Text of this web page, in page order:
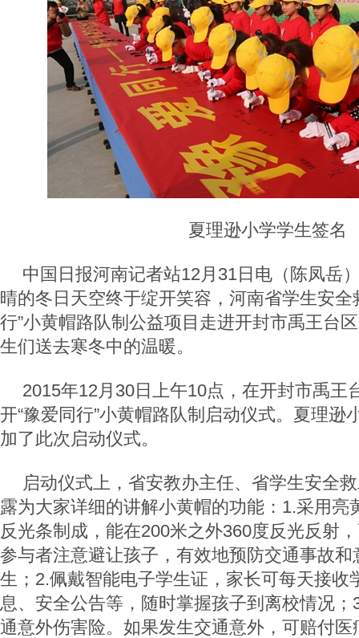
夏理逊小学学生签名
中国日报河南记者站12月31日电（陈凤岳
晴的冬日天空终于绽开笑容，河南省学生安全
行”小黄帽路队制公益项目走进开封市禹王台
生们送去寒冬中的温暖。
2015年12月30日上午10点，在开封市禹王
开“豫爱同行”小黄帽路队制启动仪式。夏理逊
加了此次启动仪式。
启动仪式上，省安教办主任、省学生安全
露为大家详细的讲解小黄帽的功能：1.采用亮
反光条制成，能在200米之外360度反光反射
参与者注意避让孩子，有效地预防交通事故
生；2.佩戴智能电子学生证，家长可每天接收
息、安全公告等，随时掌握孩子到离校情况
通意外伤害险。如果发生交通意外，可赔付